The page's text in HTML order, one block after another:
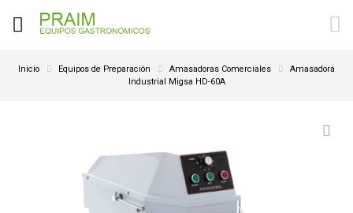
Inicio Equipos de Preparación Amasadoras Comerciales
Amasadora
Industrial Migsa HD-60A